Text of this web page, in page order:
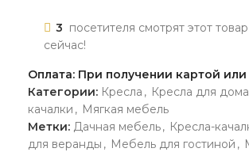
3 посетителя смотрят этот
сейчас!
Оплата: При получении картой
Категории: Кресла , Кресла для дома
качалки , Мягкая мебель
Метки: Дачная мебель, Кресла-
для веранды , Мебель для гостиной ,